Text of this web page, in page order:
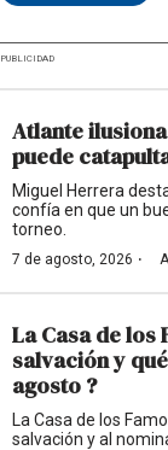
PUBLICIDAD
Atlante
puede
Miguel Herrera
confía en que un
torneo.
7 de agosto, 2026 ·
La Casa de los
salvación y
agosto ?
La Casa de los
salvación y al